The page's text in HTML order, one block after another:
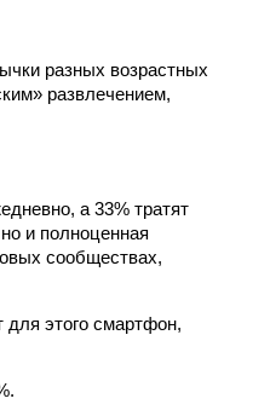
разных возрастных
развлечением,
а 33% тратят
и полноценная
сообществах,
этого смартфон,